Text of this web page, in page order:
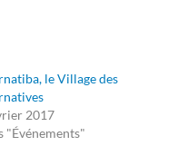
le Village des
2017
"Événements"